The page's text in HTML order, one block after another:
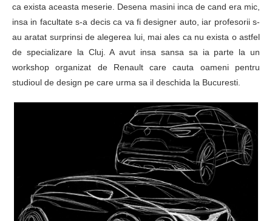
ca exista aceasta meserie. Desena masini inca de cand era mic,
insa in facultate s-a decis ca va fi designer auto, iar profesorii s-
au aratat surprinsi de alegerea lui, mai ales ca nu exista o astfel
de specializare la Cluj. A avut insa sansa sa ia parte la un
workshop organizat de Renault care cauta oameni pentru
studioul de design pe care urma sa il deschida la Bucuresti.